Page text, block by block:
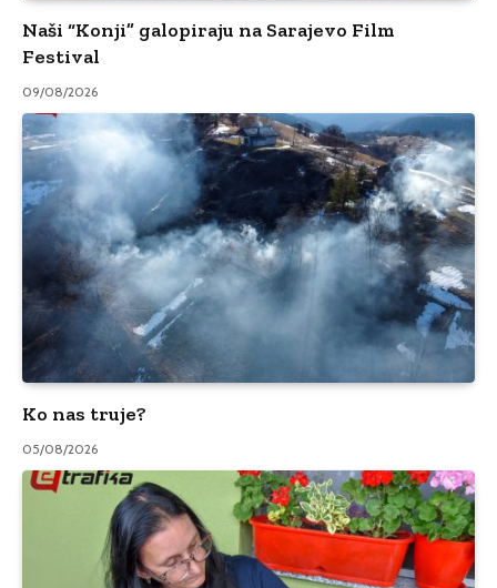
Naši “Konji” galopiraju na Sarajevo Film
Festival
09/08/2026
Ko nas truje?
05/08/2026